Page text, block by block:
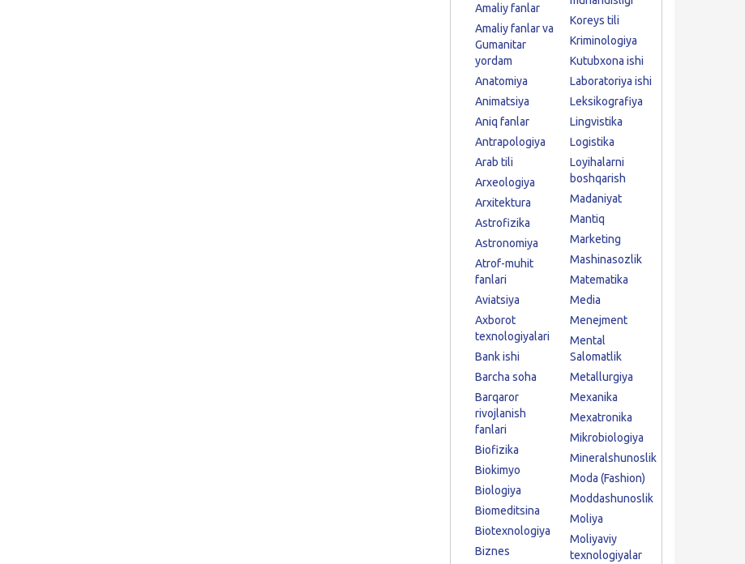
Amaliy fanlar
Amaliy fanlar va
Gumanitar
yordam
Anatomiya
Animatsiya
Aniq fanlar
Antrapologiya
Arab tili
Arxeologiya
Arxitektura
Astrofizika
Astronomiya
Atrof-muhit
fanlari
Aviatsiya
Axborot
texnologiyalari
Bank ishi
Barcha soha
Barqaror
rivojlanish
fanlari
Biofizika
Biokimyo
Biologiya
Biomeditsina
Biotexnologiya
Biznes
Koreys tili
Kriminologiya
Kutubxona ishi
Laboratoriya ishi
Leksikografiya
Lingvistika
Logistika
Loyihalarni
boshqarish
Madaniyat
Mantiq
Marketing
Mashinasozlik
Matematika
Media
Menejment
Mental
Salomatlik
Metallurgiya
Mexanika
Mexatronika
Mikrobiologiya
Mineralshunoslik
Moda (Fashion)
Moddashunoslik
Moliya
Moliyaviy
texnologiyalar